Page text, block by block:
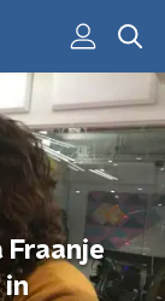
Fraanje
in